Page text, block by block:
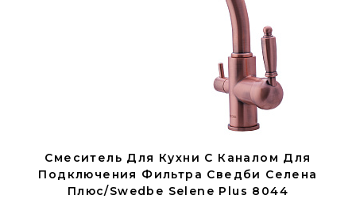
Смеситель Для Кухни С Каналом Для
Подключения Фильтра Сведби Селена
Плюс/Swedbe Selene Plus 8044